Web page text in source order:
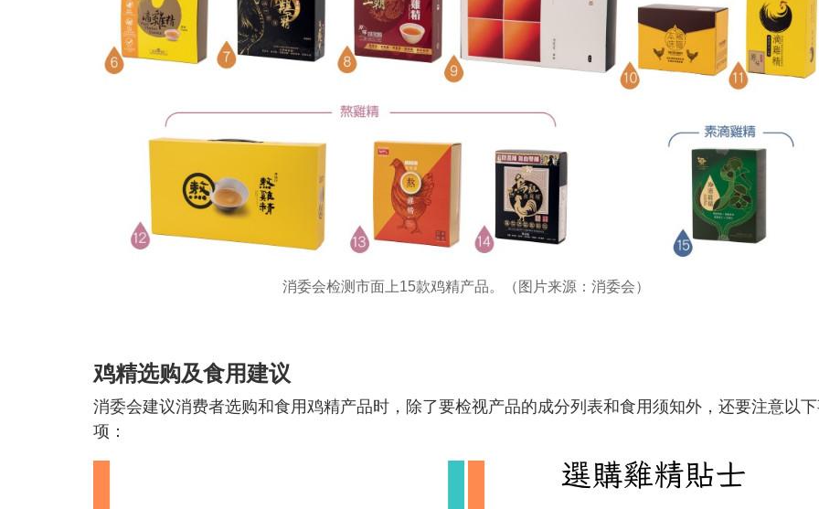
消委会检测市面上15款鸡精产品。（图片来源：消委会）
鸡精选购及食用建议
消委会建议消费者选购和食用鸡精产品时，除了要检视产品的成分列表和食用须知外，还要注意以
项：